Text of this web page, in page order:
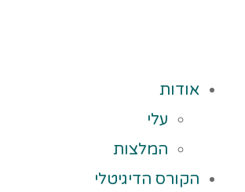
אודות
עלי
המלצות
הקורס הדיגיטלי